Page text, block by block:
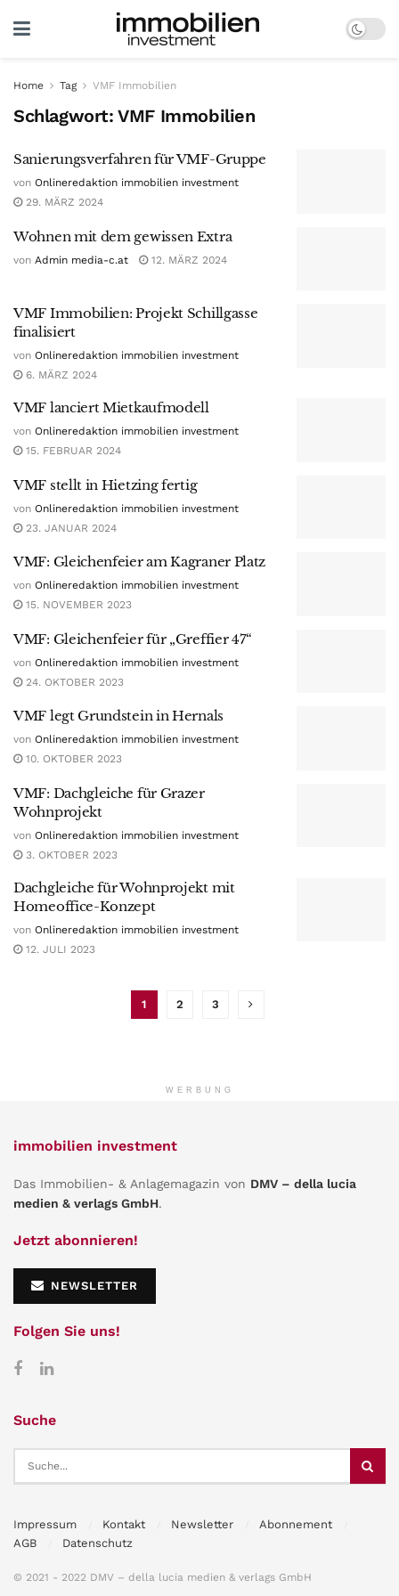
Home Tag VMF Immobilien
Schlagwort:VMF Immobilien
Sanierungsverfahren für VMF-Gruppe
von Onlineredaktion immobilien investment
29. MÄRZ 2024
Wohnen mit dem gewissen Extra
von Admin media-c.at 12. MÄRZ 2024
VMF Immobilien: Projekt Schillgasse
finalisiert
von Onlineredaktion immobilien investment
6. MÄRZ 2024
VMF lanciert Mietkaufmodell
von Onlineredaktion immobilien investment
15. FEBRUAR 2024
VMF stellt in Hietzing fertig
von Onlineredaktion immobilien investment
23. JANUAR 2024
VMF: Gleichenfeier am Kagraner Platz
von Onlineredaktion immobilien investment
15. NOVEMBER 2023
VMF: Gleichenfeier für „Greffier 47“
von Onlineredaktion immobilien investment
24. OKTOBER 2023
VMF legt Grundstein in Hernals
von Onlineredaktion immobilien investment
10. OKTOBER 2023
VMF: Dachgleiche für Grazer
Wohnprojekt
von Onlineredaktion immobilien investment
3. OKTOBER 2023
Dachgleiche für Wohnprojekt mit
Homeoffice-Konzept
von Onlineredaktion immobilien investment
12. JULI 2023
1 2 3
WERBUNG
immobilien investment
Das Immobilien- & Anlagemagazin von DMV – della lucia
medien & verlags GmbH.
Jetzt abonnieren!
NEWSLETTER
Folgen Sie uns!
Suche
Impressum Kontakt Newsletter
Abonnement
AGB
Datenschutz
© 2021 - 2022 DMV – della lucia medien & verlags GmbH